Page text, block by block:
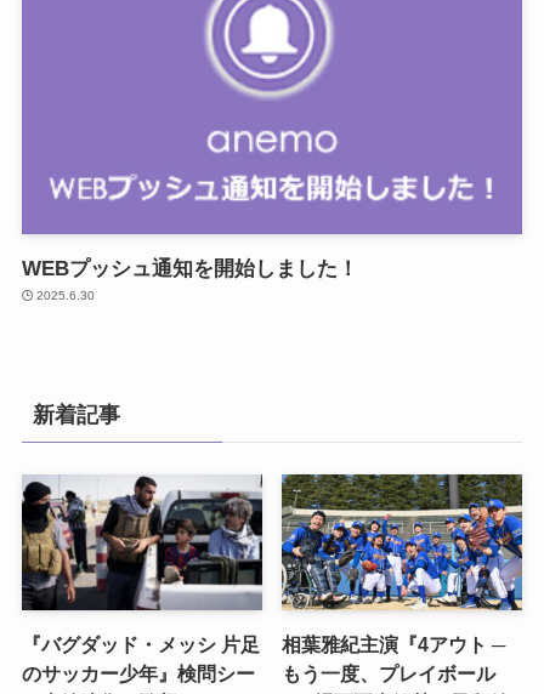
WEBプッシュ通知を開始しました！
2025.6.30
新着記事
『バグダッド・メッシ 片足
のサッカー少年』検問シー
相葉雅紀主演『4アウト ─
もう一度、プレイボール